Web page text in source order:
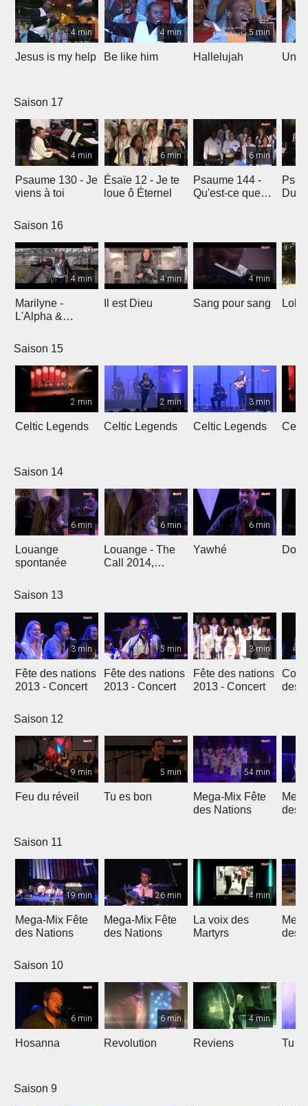
4 min
Jesus is my help
4 min
Be like him
5 min
Hallelujah Un
Saison 17
4 min
Psaume 130 - Je
viens à toi
6 min
Ésaïe 12 - Je te
loue ô Éternel
6 min
Psaume 144 -
Qu'est-ce que
Du
Saison 16
4 min
Marilyne -
L'Alpha &
4 min
Il est Dieu
4 min
Sang pour sang Lola
Saison 15
2 min
Celtic Legends
2 min
Celtic Legends
3 min
Celtic Legends
Saison 14
6 min
Louange
spontanée
6 min
Louange - The
Call 2014,
6 min
Yawhé
Saison 13
3 min
Fête des nations
2013 - Concert
5 min
Fête des nations
2013 - Concert
3 min
Fête des nations
2013 - Concert
des
Saison 12
9 min
Feu du réveil
5 min
Tu es bon
54 min
Mega-Mix Fête
des Nations
des
Saison 11
19 min
Mega-Mix Fête
des Nations
26 min
Mega-Mix Fête
des Nations
4 min
La voix des
Martyrs
des
Saison 10
6 min
Hosanna
6 min
Revolution
4 min
Reviens Tu
Saison 9